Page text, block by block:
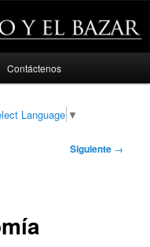
Contáctenos
Language ▼
Siguiente →